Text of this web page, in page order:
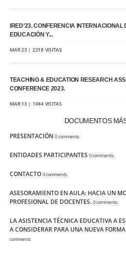
IRED’23. CONFERENCIA INTERNACIONAL
EDUCACIÓN Y...
MAR 23 | 2218 VISITAS
TEACHING & EDUCATION RESEARCH
CONFERENCE 2023.
MAR 13 | 1044 VISITAS
DOCUMENTOS
PRESENTACIÓN 0 comments
ENTIDADES PARTICIPANTES 0 comments
CONTACTO 0 comments
ASESORAMIENTO EN AULA: HACIA UN
PROFESIONAL DE DOCENTES. 0 comments
LA ASISTENCIA TÉCNICA EDUCATIVA A
A CONSIDERAR PARA UNA NUEVA
comments